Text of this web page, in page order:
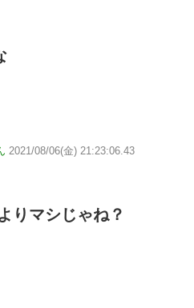
2021/08/06(金) 21:23:06.43
りマシじゃね？